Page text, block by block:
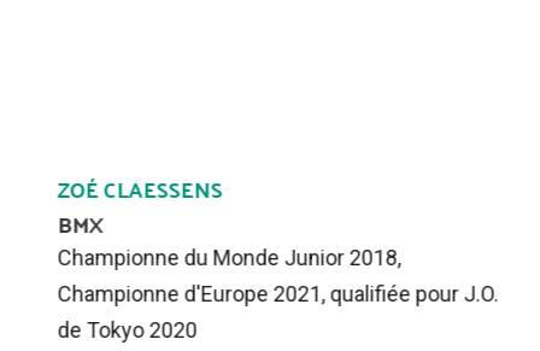
ZOÉ CLAESSENS
BMX
Championne du Monde Junior 2018,
Championne d'Europe 2021, qualifiée pour J.O.
de Tokyo 2020